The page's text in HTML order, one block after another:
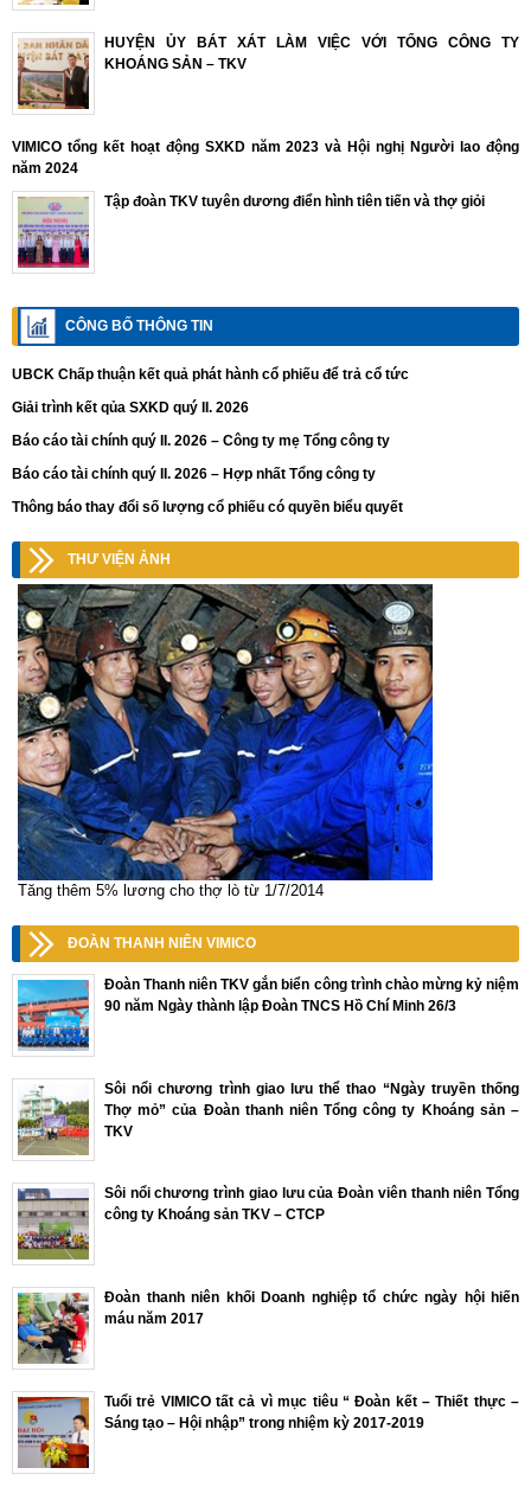
HUYỆN ỦY BÁT XÁT LÀM VIỆC VỚI TỔNG CÔNG TY
KHOÁNG SẢN – TKV
VIMICO tổng kết hoạt động SXKD năm 2023 và Hội nghị Người lao động
năm 2024
Tập đoàn TKV tuyên dương điển hình tiên tiến và thợ giỏi
CÔNG BỐ THÔNG TIN
UBCK Chấp thuận kết quả phát hành cổ phiếu để trả cổ tức
Giải trình kết qủa SXKD quý II. 2026
Báo cáo tài chính quý II. 2026 – Công ty mẹ Tổng công ty
Báo cáo tài chính quý II. 2026 – Hợp nhất Tổng công ty
Thông báo thay đổi số lượng cổ phiếu có quyền biểu quyết
THƯ VIỆN ẢNH
Tăng thêm 5% lương cho thợ lò từ 1/7/2014
ĐOÀN THANH NIÊN VIMICO
Đoàn Thanh niên TKV gắn biển công trình chào mừng kỷ niệm
90 năm Ngày thành lập Đoàn TNCS Hồ Chí Minh 26/3
Sôi nổi chương trình giao lưu thể thao “Ngày truyền thống
Thợ mỏ” của Đoàn thanh niên Tổng công ty Khoáng sản –
TKV
Sôi nổi chương trình giao lưu của Đoàn viên thanh niên Tổng
công ty Khoáng sản TKV – CTCP
Đoàn thanh niên khối Doanh nghiệp tổ chức ngày hội hiến
máu năm 2017
Tuổi trẻ VIMICO tất cả vì mục tiêu “ Đoàn kết – Thiết thực –
Sáng tạo – Hội nhập” trong nhiệm kỳ 2017-2019